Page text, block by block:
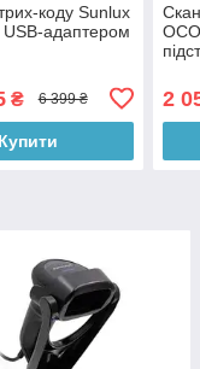
коду Sunlux
адаптером
₴ 6 399 ₴
Купити
2